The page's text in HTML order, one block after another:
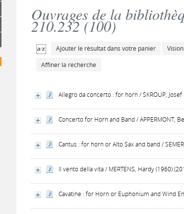
Ouvrages de la
210.232 (100)
Ajouter le résultat dans votre panier
Affiner la recherche
Allegro da concerto : for horn / ŠKROUP,
Concerto for Horn and Band / APPERMONT,
Cantus : for horn or Alto Sax and band /
Il vento della vita / MERTENS, Hardy (1960)
Cavatine : for Horn or Euphonium and Wind